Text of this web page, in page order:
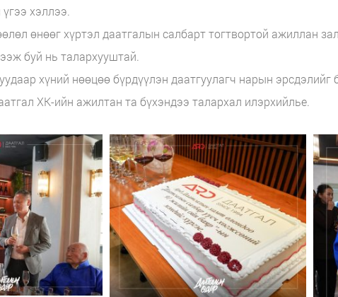
хэллээ.
өнөөг хүртэл даатгалын салбарт тогтвортой ажиллан
буй нь талархууштай.
хүний нөөцөө бүрдүүлэн даатгуулагч нарын эрсдэлийг
ХК-ийн ажилтан та бүхэндээ талархал илэрхийлье.